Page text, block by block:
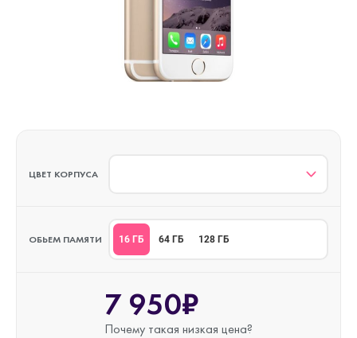
ЦВЕТ КОРПУСА
ОБЬЕМ ПАМЯТИ 16 ГБ 64 ГБ 128 ГБ
7 950₽
Почему такая низкая цена?